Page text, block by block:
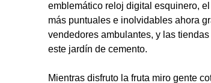
emblemático reloj digital esquinero,
más puntuales e inolvidables ahora
vendedores ambulantes, y las
este jardín de cemento.
Mientras disfruto la fruta miro gente